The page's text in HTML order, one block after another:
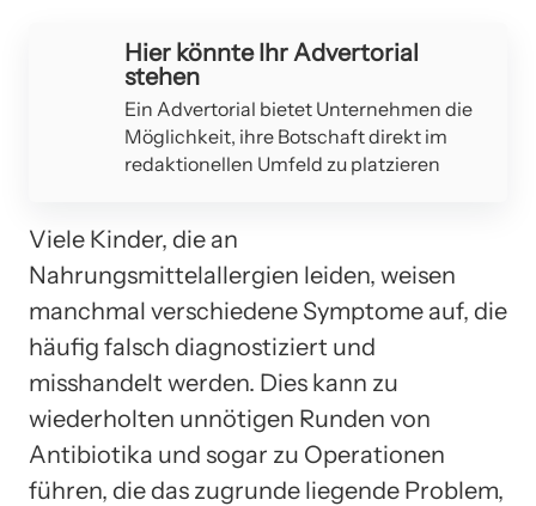
Hier könnte Ihr Advertorial
stehen
Ein Advertorial bietet Unternehmen die
Möglichkeit, ihre Botschaft direkt im
redaktionellen Umfeld zu platzieren
Viele Kinder, die an
Nahrungsmittelallergien leiden, weisen
manchmal verschiedene Symptome auf, die
häufig falsch diagnostiziert und
misshandelt werden. Dies kann zu
wiederholten unnötigen Runden von
Antibiotika und sogar zu Operationen
führen, die das zugrunde liegende Problem,